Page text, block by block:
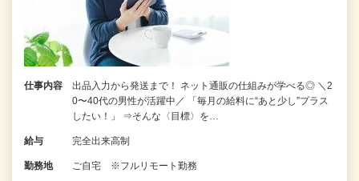
仕事内容
出品入力から発送まで！ ネット通販の仕組みが学べる◎ ＼2
0〜40代の男性が活躍中／ 「毎月の給料に“あと少し”プラス
したい！」 ⇒そんな〈目標〉を…
給与 完全出来高制
勤務地 ご自宅 ※フルリモート勤務